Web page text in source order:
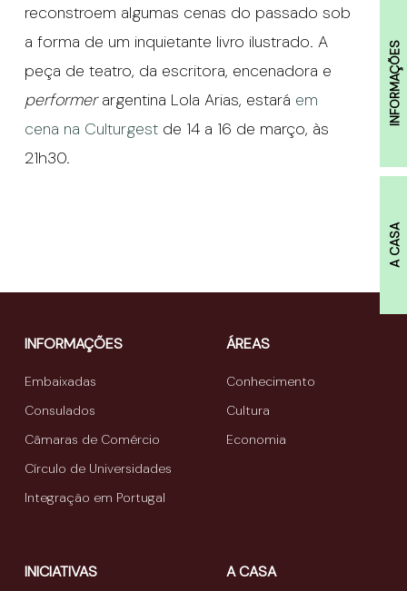
INFORMAÇÕES
A CASA
reconstroem algumas cenas do passado sob
a forma de um inquietante livro ilustrado. A
peça de teatro, da escritora, encenadora e
performerargentina Lola Arias, estará em
cena na Culturgestde 14 a 16 de março, às
21h30.
INFORMAÇÕES
Embaixadas
Consulados
Câmaras de Comércio
Círculo de Universidades
Integração em Portugal
ÁREAS
Conhecimento
Cultura
Economia
INICIATIVAS A CASA